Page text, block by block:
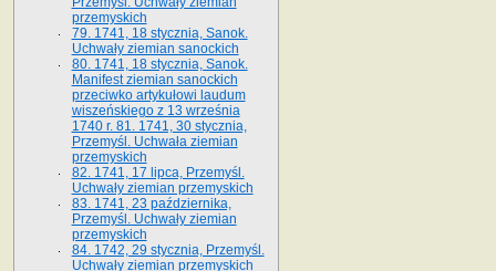
przemyskich
79. 1741, 18 stycznia, Sanok.
Uchwały ziemian sanockich
80. 1741, 18 stycznia, Sanok.
Manifest ziemian sanockich
przeciwko artykułowi laudum
wiszeńskiego z 13 wrze­śnia
1740 r. 81. 1741, 30 stycznia,
Przemyśl. Uchwała ziemian
przemyskich
82. 1741, 17 lipca, Przemyśl.
Uchwały ziemian przemyskich
83. 1741, 23 października,
Przemyśl. Uchwały ziemian
przemyskich
84. 1742, 29 stycznia, Przemyśl.
Uchwały ziemian przemyskich